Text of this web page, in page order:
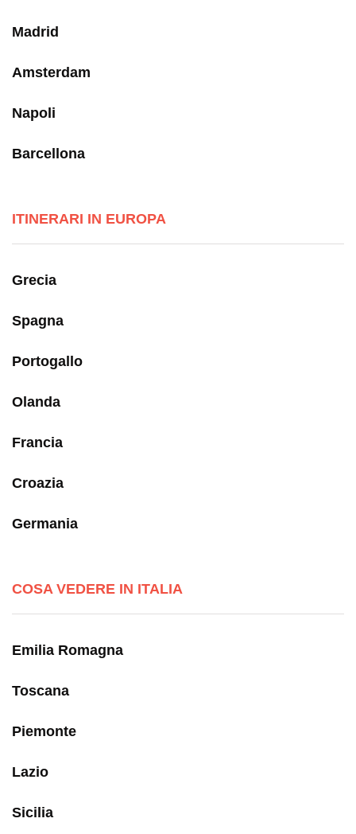
Madrid
Amsterdam
Napoli
Barcellona
ITINERARI IN EUROPA
Grecia
Spagna
Portogallo
Olanda
Francia
Croazia
Germania
COSA VEDERE IN ITALIA
Emilia Romagna
Toscana
Piemonte
Lazio
Sicilia